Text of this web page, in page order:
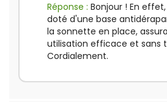
Réponse : Bonjour ! En
doté d'une base
la sonnette en place,
utilisation efficace et sans
Cordialement.